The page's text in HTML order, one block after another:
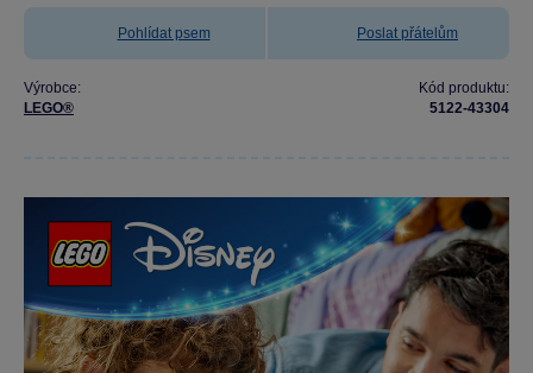
Pohlídat psem Poslat přátelům
Výrobce:
LEGO®
Kód produktu:
5122-43304